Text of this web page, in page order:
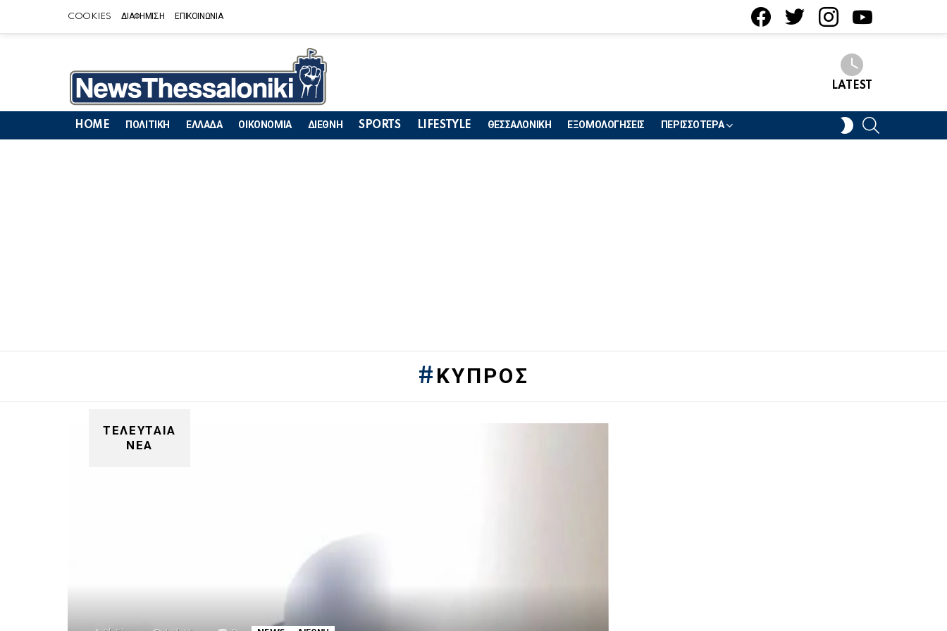
COOKIES ΔΙΑΦΗΜΙΣΗ ΕΠΙΚΟΙΝΩΝΙΑ
LATEST
HOME ΠΟΛΙΤΙΚΗ ΕΛΛΑΔΑ ΟΙΚΟΝΟΜΙΑ ΔΙΕΘΝΗ SPORTS LIFESTYLE ΘΕΣΣΑΛΟΝΙΚΗ ΕΞΟΜΟΛΟΓΗΣΕΙΣ ΠΕΡΙΣΣΟΤΕΡΑ
SWITCH
SKIN
ΚΎΠΡΟΣ
ΤΕΛΕΥΤΑΙΑ
ΝΕΑ